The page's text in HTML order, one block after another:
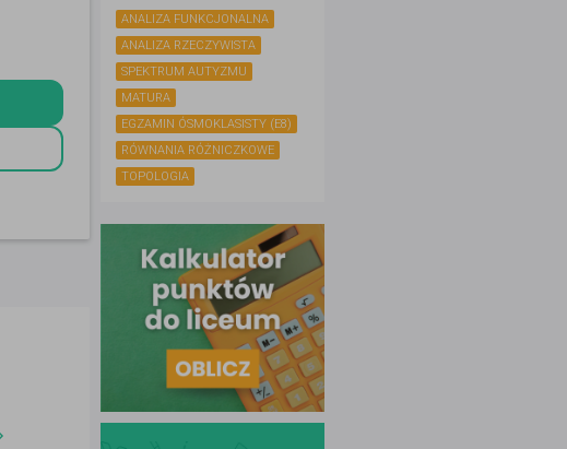
ANALIZA FUNKCJONALNA
ANALIZA RZECZYWISTA
SPEKTRUM AUTYZMU
MATURA
EGZAMIN ÓSMOKLASISTY (E8)
RÓWNANIA RÓŻNICZKOWE
TOPOLOGIA